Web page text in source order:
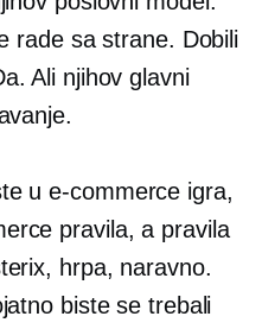
rade sa strane. Dobili
Ali njihov glavni
ue-commerce igra,
pravila, a pravila
hrpa, naravno.
biste se trebali